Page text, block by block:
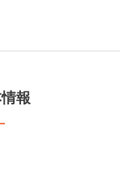
報